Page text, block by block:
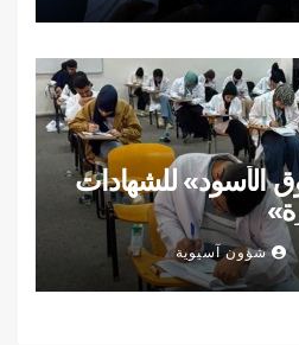
الأسود» للشهادات
شؤون آسيوية